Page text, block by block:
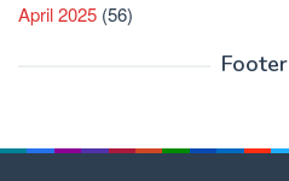
April 2025 (56)